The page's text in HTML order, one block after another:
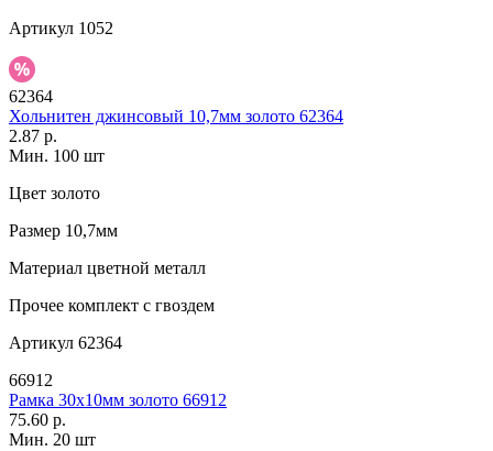
Артикул 1052
62364
Хольнитен джинсовый 10,7мм золото 62364
2.87 р.
Мин. 100 шт
Цвет золото
Размер 10,7мм
Материал цветной металл
Прочее комплект с гвоздем
Артикул 62364
66912
Рамка 30х10мм золото 66912
75.60 р.
Мин. 20 шт